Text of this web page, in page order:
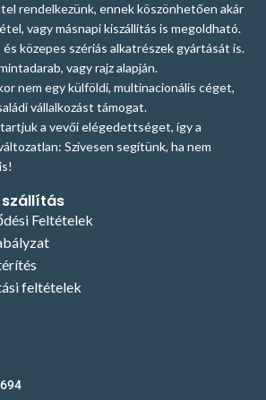
rendelkezünk, ennek köszönhetően akár
vagy másnapi kiszállítás is megoldható.
és közepes szériás alkatrészek gyártását is.
vagy rajz alapján.
nem egy külföldi, multinacionális céget,
vállalkozást támogat.
a vevői elégedettséget, így a
Szívesen segítünk, ha nem
szállítás
Feltételek
feltételek